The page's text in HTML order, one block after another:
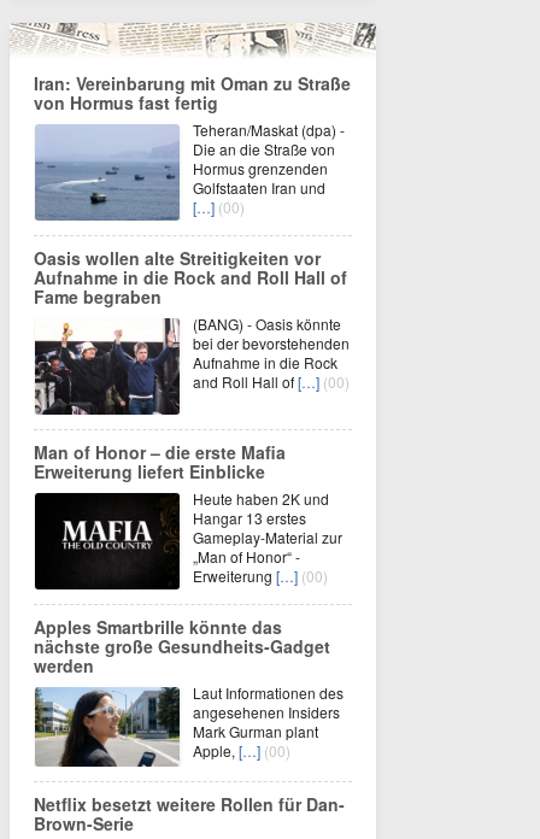
Iran: Vereinbarung mit Oman zu Straße
von Hormus fast fertig
Teheran/Maskat (dpa) -
Die an die Straße von
Hormus grenzenden
Golfstaaten Iran und
[…] (00)
Oasis wollen alte Streitigkeiten vor
Aufnahme in die Rock and Roll Hall of
Fame begraben
(BANG) - Oasis könnte
bei der bevorstehenden
Aufnahme in die Rock
and Roll Hall of[…] (00)
Man of Honor – die erste Mafia
Erweiterung liefert Einblicke
Heute haben 2K und
Hangar 13 erstes
Gameplay-Material zur
„Man of Honor“ -
Erweiterung […] (00)
Apples Smartbrille könnte das
nächste große Gesundheits-Gadget
werden
Laut Informationen des
angesehenen Insiders
Mark Gurman plant
Apple, […] (00)
Netflix besetzt weitere Rollen für Dan-
Brown-Serie